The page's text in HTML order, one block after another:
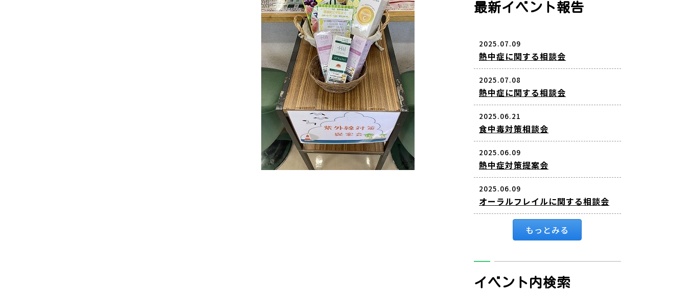
最新イベント報告
2025.07.09
熱中症に関する相談会
2025.07.08
熱中症に関する相談会
2025.06.21
食中毒対策相談会
2025.06.09
熱中症対策提案会
2025.06.09
オーラルフレイルに関する相談会
もっとみる
イベント内検索